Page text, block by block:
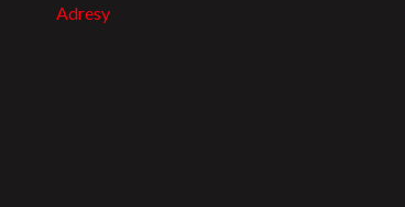
Adresy